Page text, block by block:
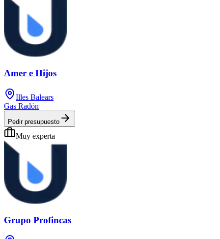
Amer e Hijos
Illes Balears
Gas Radón
Pedir presupuesto
Muy experta
Grupo Profincas